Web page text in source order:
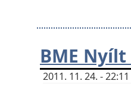
BME
2011. 11. 24. -